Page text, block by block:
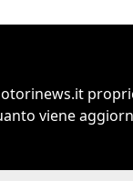
viene